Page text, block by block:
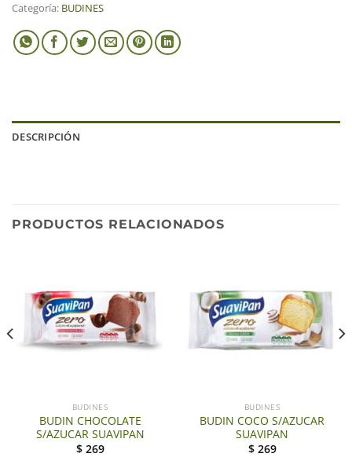
Categoría: BUDINES
DESCRIPCIÓN
PRODUCTOS RELACIONADOS
BUDINES
BUDIN CHOCOLATE
S/AZUCAR SUAVIPAN
$ 269
BUDINES
BUDIN COCO S/AZUCAR
SUAVIPAN
$ 269